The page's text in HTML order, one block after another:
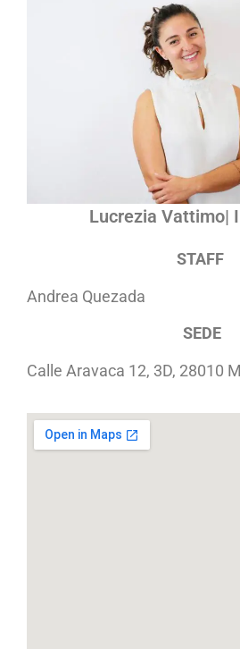
Lucrezia Vattimo|
STAFF
Andrea Quezada
SEDE
Calle Aravaca 12, 3D, 28010